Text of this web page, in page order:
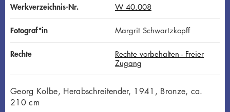
Werkverzeichnis-Nr. W 40.008
Fotograf*in Margrit Schwartzkopff
Rechte
Rechte vorbehalten - Freier
Zugang
Georg Kolbe, Herabschreitender, 1941, Bronze, ca.
210 cm